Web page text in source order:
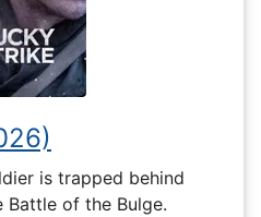
is trapped behind
Battle of the Bulge.